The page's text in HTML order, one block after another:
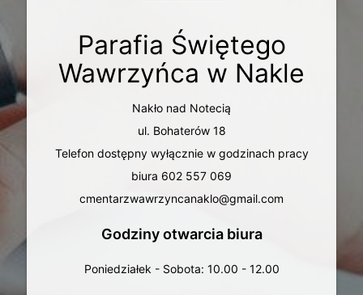
Parafia Świętego
Wawrzyńca w Nakle
Nakło nad Notecią
ul. Bohaterów 18
Telefon dostępny wyłącznie w godzinach pracy
biura 602 557 069
cmentarzwawrzyncanaklo@gmail.com
Godziny otwarcia biura
Poniedziałek - Sobota: 10.00 - 12.00